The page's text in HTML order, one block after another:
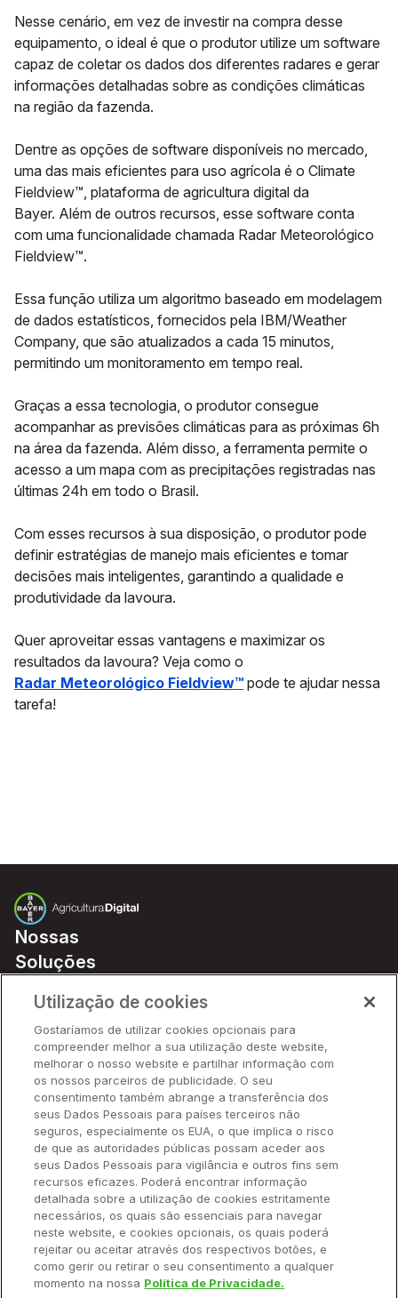
Nesse cenário, em vez de investir na compra desse
equipamento, o ideal é que o produtor utilize um software
capaz de coletar os dados dos diferentes radares e gerar
informações detalhadas sobre as condições climáticas
na região da fazenda.
Dentre as opções de software disponíveis no mercado,
uma das mais eficientes para uso agrícola é o Climate
Fieldview™, plataforma de agricultura digital da
Bayer. Além de outros recursos, esse software conta
com uma funcionalidade chamada Radar Meteorológico
Fieldview™.
Essa função utiliza um algoritmo baseado em modelagem
de dados estatísticos, fornecidos pela IBM/Weather
Company, que são atualizados a cada 15 minutos,
permitindo um monitoramento em tempo real.
Graças a essa tecnologia, o produtor consegue
acompanhar as previsões climáticas para as próximas 6h
na área da fazenda. Além disso, a ferramenta permite o
acesso a um mapa com as precipitações registradas nas
últimas 24h em todo o Brasil.
Com esses recursos à sua disposição, o produtor pode
definir estratégias de manejo mais eficientes e tomar
decisões mais inteligentes, garantindo a qualidade e
produtividade da lavoura.
Quer aproveitar essas vantagens e maximizar os
resultados da lavoura? Veja como o
Radar Meteorológico Fieldview™ pode te ajudar nessa
tarefa!
Nossas
Soluções
Parceiros
Hardware
Ajuda Rápida
Recursos
Empresa
Contato
Utilização de cookies
Gostaríamos de utilizar cookies opcionais para
compreender melhor a sua utilização deste website,
melhorar o nosso website e partilhar informação com
os nossos parceiros de publicidade. O seu
consentimento também abrange a transferência dos
seus Dados Pessoais para países terceiros não
seguros, especialmente os EUA, o que implica o risco
de que as autoridades públicas possam aceder aos
seus Dados Pessoais para vigilância e outros fins sem
recursos eficazes. Poderá encontrar informação
detalhada sobre a utilização de cookies estritamente
necessários, os quais são essenciais para navegar
neste website, e cookies opcionais, os quais poderá
rejeitar ou aceitar através dos respectivos botões, e
como gerir ou retirar o seu consentimento a qualquer
momento na nossa Política de Privacidade.